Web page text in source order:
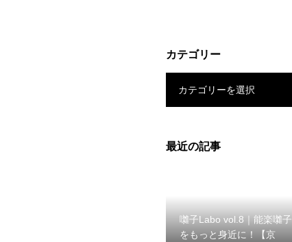
カテゴリー
カテゴリーを選択
最近の記事
囃子Labo vol.8｜能楽囃子
をもっと身近に！【京